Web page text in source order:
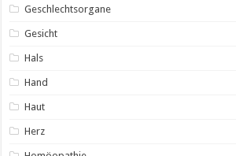
Geschlechtsorgane
Gesicht
Hals
Hand
Haut
Herz